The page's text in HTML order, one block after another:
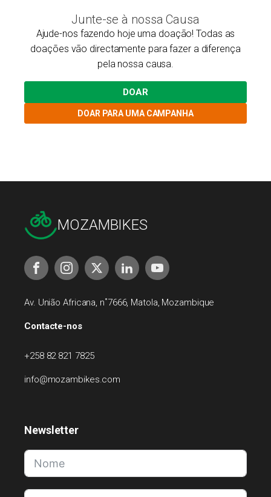
Junte-se à nossa Causa
Ajude-nos fazendo hoje uma doação! Todas as
doações vão directamente para fazer a diferença
pela nossa causa.
DOAR
DOAR PARA UMA CAMPANHA
MOZAMBIKES
Av. União Africana, n˚7666, Matola, Mozambique
Contacte-nos
+258 82 821 7825
info@mozambikes.com
Newsletter